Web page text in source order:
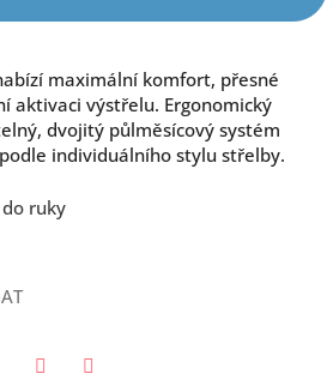
maximální komfort, přesné
aktivaci výstřelu. Ergonomický
dvojitý půlměsícový systém
individuálního stylu střelby.
ruky